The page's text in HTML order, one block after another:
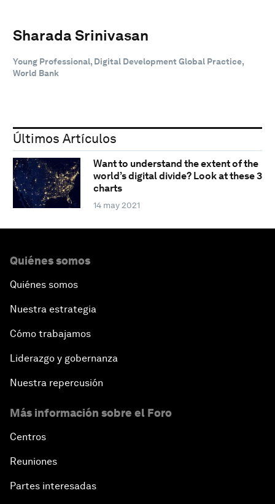
Sharada Srinivasan
Young Professional, Digital Development Global Practice,
World Bank
Últimos Artículos
Want to understand the extent of the
world’s digital divide? Look at these 3
charts
14 may 2021
Quiénes somos
Quiénes somos
Nuestra estrategia
Cómo trabajamos
Liderazgo y gobernanza
Nuestra repercusión
Más información sobre el Foro
Centros
Reuniones
Partes interesadas